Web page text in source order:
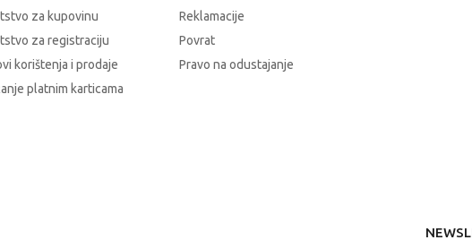
za kupovinu
za registraciju
korištenja i prodaje
platnim karticama
Reklamacije
Povrat
Pravo na odustajanje